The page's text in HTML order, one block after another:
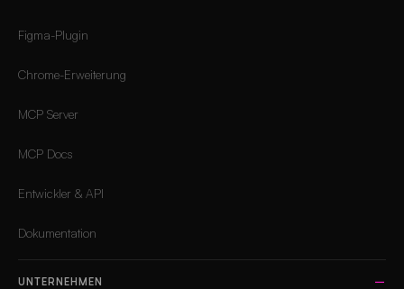
Figma-Plugin
Chrome-Erweiterung
MCP Server
MCP Docs
Entwickler & API
Dokumentation
UNTERNEHMEN